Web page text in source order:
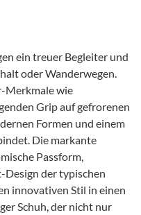
ein treuer Begleiter und
oder Wanderwegen.
Merkmale wie
Grip auf gefrorenen
Formen und einem
Die markante
Passform,
der typischen
innovativen Stil in einen
Schuh, der nicht nur